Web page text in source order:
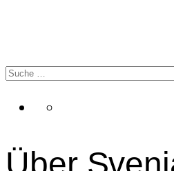
Über